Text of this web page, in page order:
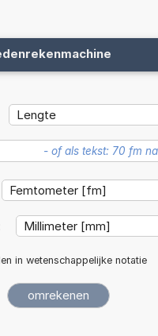
in wetenschappelijke notatie